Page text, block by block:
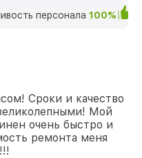
персонала 100%
Сроки и качество
Мой
очень быстро и
ремонта меня